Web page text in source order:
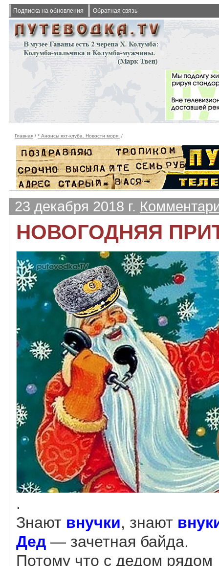
Подписка на обновления Обратная связь
Главная /* Анонсы яхт-клуба. Новости моря. /
23 декабря 2018 г.
НОВОГОДНЯЯ
.
Знают внучки, знают
Дед — зачетная байда.
Потому что с дедом рядом